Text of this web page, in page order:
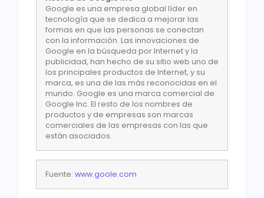
Google es una empresa global líder en
tecnología que se dedica a mejorar las
formas en que las personas se conectan
con la información. Las innovaciones de
Google en la búsqueda por Internet y la
publicidad, han hecho de su sitio web uno de
los principales productos de Internet, y su
marca, es una de las más reconocidas en el
mundo. Google es una marca comercial de
Google Inc. El resto de los nombres de
productos y de empresas son marcas
comerciales de las empresas con las que
están asociados.
Fuente: www.goole.com